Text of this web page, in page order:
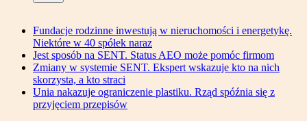
Fundacje rodzinne inwestują w nieruchomości i energetykę.
Niektóre w 40 spółek naraz
Jest sposób na SENT. Status AEO może pomóc firmom
Zmiany w systemie SENT. Ekspert wskazuje kto na nich
skorzysta, a kto straci
Unia nakazuje ograniczenie plastiku. Rząd spóźnia się z
przyjęciem przepisów